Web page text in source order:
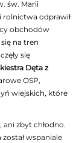
św. Marii
rolnictwa odprawił
obchodów
na tren
się
Dęta z
OSP,
wiejskich, które
ani zbyt chłodno.
wspaniale